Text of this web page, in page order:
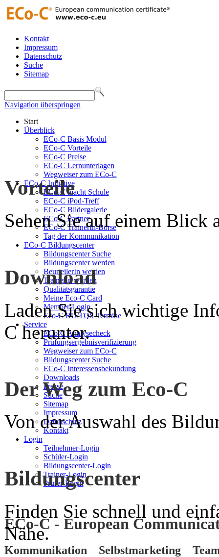
Kontakt
Impressum
Datenschutz
Suche
Sitemap
Navigation überspringen
Start
Überblick
ECo-C Basis Modul
ECo-C Vorteile
ECo-C Preise
ECo-C Lernunterlagen
Wegweiser zum ECo-C
ECo-C Initiative
ECo-C macht Schule
ECo-C iPod-Treff
ECo-C Bildergalerie
ECo-C Partner
ECo-C TrainerIn-Börse
Tag der Kommunikation
ECo-C Bildungscenter
Bildungscenter Suche
Bildungscenter werden
BeurteilerIn werden
TrainerIn werden
Qualitätsgarantie
Meine Eco-C Card
Member-Login
Eco-C BU/TQS Termine
Service
ECo-C Analysecheck
Prüfungsergebnisverifizierung
Wegweiser zum ECo-C
Bildungscenter Suche
ECo-C Interessensbekundung
Downloads
Presse
Suche
Sitemap
Impressum
Datenschutz
Kontakt
Login
Teilnehmer-Login
Schüler-Login
Bildungscenter-Login
Trainer-Login
Prüfer-Login
ECo-C - European
Kommunikation Selbstmarketing
Vorteile
Sehen Sie auf einem Blick
Download
Laden Sie sich wichtige
C herunter.
Der Weg zum Eco-C
Von der Auswahl des
Bildungscenter
Finden Sie schnell und
Nähe.